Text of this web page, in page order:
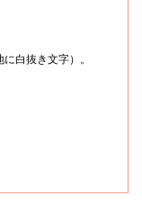
白抜き文字）。